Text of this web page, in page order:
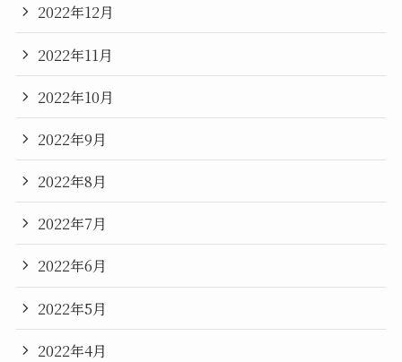
2022年12月
2022年11月
2022年10月
2022年9月
2022年8月
2022年7月
2022年6月
2022年5月
2022年4月